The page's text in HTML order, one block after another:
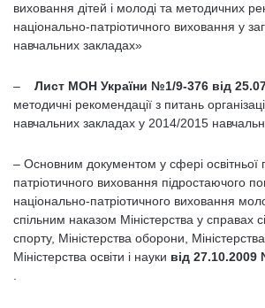
виховання дітей і молоді та методичних
національно-патріотичного виховання y
навчальних закладах»
– Лист МОН України №1/9-376 від
методичні рекомендації з питань
навчальних закладах у 2014/2015
– Основним документом у сфері освітньої
патріотичного виховання підростаючого
національно-патріотичного виховання
спільним наказом Міністерства у справах
спорту, Міністерства оборони,
Міністерства освіти і науки від